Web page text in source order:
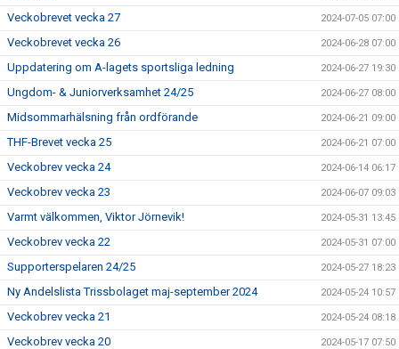
Veckobrevet vecka 27 2024-07-05 07:00
Veckobrevet vecka 26 2024-06-28 07:00
Uppdatering om A-lagets sportsliga ledning 2024-06-27 19:30
Ungdom- & Juniorverksamhet 24/25 2024-06-27 08:00
Midsommarhälsning från ordförande 2024-06-21 09:00
THF-Brevet vecka 25 2024-06-21 07:00
Veckobrev vecka 24 2024-06-14 06:17
Veckobrev vecka 23 2024-06-07 09:03
Varmt välkommen, Viktor Jörnevik! 2024-05-31 13:45
Veckobrev vecka 22 2024-05-31 07:00
Supporterspelaren 24/25 2024-05-27 18:23
Ny Andelslista Trissbolaget maj-september 2024 2024-05-24 10:57
Veckobrev vecka 21 2024-05-24 08:18
Veckobrev vecka 20 2024-05-17 07:50